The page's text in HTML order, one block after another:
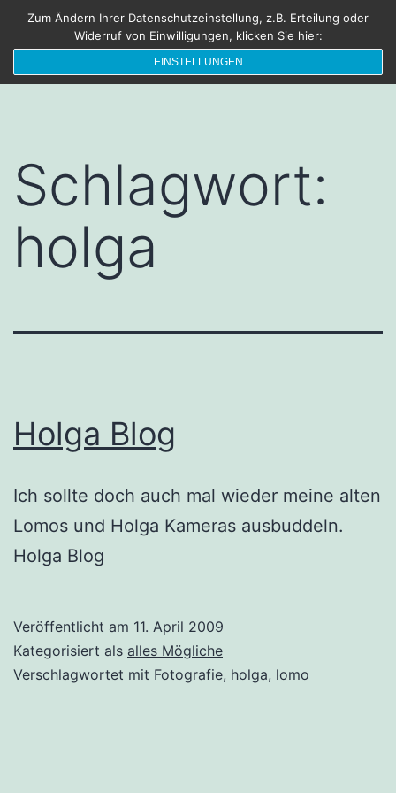
Zum
Inhalt
springen
FRISCHEBRIESE
Die Sonne lacht – Blende Acht
Menü
Schlagwort:
holga
Holga Blog
Ich sollte doch auch mal wieder meine alten
Lomos und Holga Kameras ausbuddeln.
Holga Blog
Veröffentlicht am 11. April 2009
Kategorisiert als alles Mögliche
Verschlagwortet mit Fotografie, holga, lomo
Zum Ändern Ihrer Datenschutzeinstellung, z.B. Erteilung oder
Widerruf von Einwilligungen, klicken Sie hier:
EINSTELLUNGEN